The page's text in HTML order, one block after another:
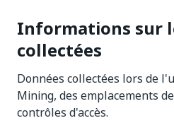
Informations sur
collectées
Données collectées lors de
Mining, des emplacements
contrôles d'accès.